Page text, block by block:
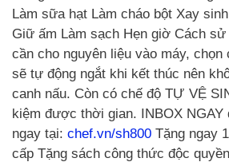
Làm sữa hạt Làm cháo bột Xay
Giữ ấm Làm sạch Hẹn giờ Cách
cần cho nguyên liệu vào máy, chọn
sẽ tự động ngắt khi kết thúc nên
canh nấu. Còn có chế độ TỰ VỆ
kiệm được thời gian. INBOX NGAY
ngay tại: chef.vn/sh800 Tặng ngay
cấp Tặng sách công thức độc